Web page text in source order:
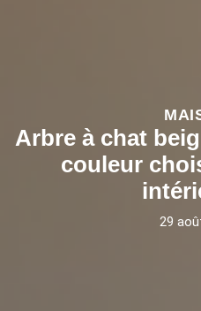
Arbre à chat
couleur
29